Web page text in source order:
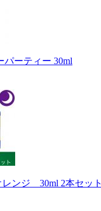
パーティー 30ml
レンジ 30ml 2本セット